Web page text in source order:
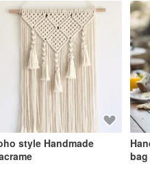
style Handmade